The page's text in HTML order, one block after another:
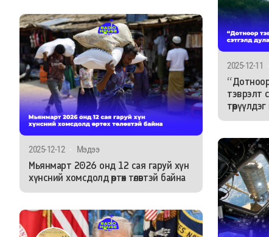
2025-12-12 - Мэдээ
Мьянмарт 2026 онд 12 сая гаруй хүн
хүнсний хомсдолд өртөх төлөвтэй байна
2025-12-11 -
тэврэлт